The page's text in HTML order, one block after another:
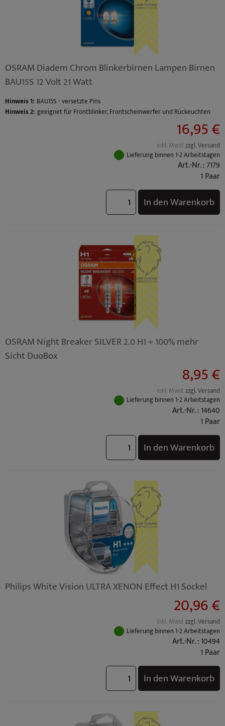
OSRAM Diadem Chrom Blinkerbirnen Lampen Birnen
BAU15S 12 Volt 21 Watt
Hinweis 1: BAU15S - versetzte Pins
Hinweis 2: geeignet für Frontblinker, Frontscheinwerfer und Rückeuchten
16,95 €
inkl. Mwstzzgl. Versand
Lieferung binnen 1-2 Arbeitstagen
Art.-Nr. : 7179
1 Paar
In den Warenkorb
OSRAM Night Breaker SILVER 2.0 H1 + 100% mehr
Sicht DuoBox
8,95 €
inkl. Mwstzzgl. Versand
Lieferung binnen 1-2 Arbeitstagen
Art.-Nr. : 14640
1 Paar
In den Warenkorb
Philips White Vision ULTRA XENON Effect H1 Sockel
20,96 €
inkl. Mwstzzgl. Versand
Lieferung binnen 1-2 Arbeitstagen
Art.-Nr. : 10494
1 Paar
In den Warenkorb